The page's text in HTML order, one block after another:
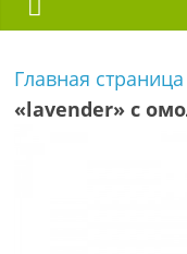
Главная страница
«lavender» с